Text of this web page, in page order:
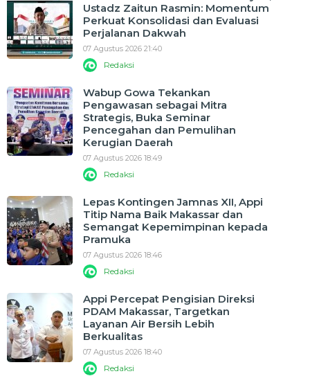
Ustadz Zaitun Rasmin: Momentum
Perkuat Konsolidasi dan Evaluasi
Perjalanan Dakwah
07 Agustus 2026 21:40
Redaksi
Wabup Gowa Tekankan
Pengawasan sebagai Mitra
Strategis, Buka Seminar
Pencegahan dan Pemulihan
Kerugian Daerah
07 Agustus 2026 18:49
Redaksi
Lepas Kontingen Jamnas XII, Appi
Titip Nama Baik Makassar dan
Semangat Kepemimpinan kepada
Pramuka
07 Agustus 2026 18:46
Redaksi
Appi Percepat Pengisian Direksi
PDAM Makassar, Targetkan
Layanan Air Bersih Lebih
Berkualitas
07 Agustus 2026 18:40
Redaksi